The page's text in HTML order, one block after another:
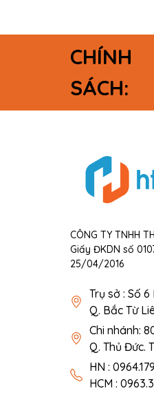
CHÍNH
SÁCH:
CÔNG TY TNHH
Giấy ĐKDN số
25/04/2016
Trụ sở : Số
Q. Bắc Từ
Chi nhánh:
Q. Thủ Đức.
HN :
HCM :